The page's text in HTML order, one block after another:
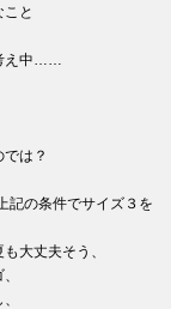
こと
え中……
は？
記の条件でサイズ３を
大丈夫そう、